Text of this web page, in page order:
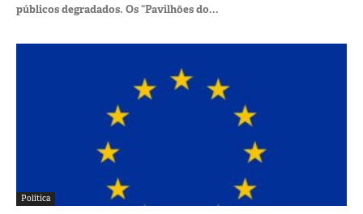
públicos degradados. Os “Pavilhões do...
Política